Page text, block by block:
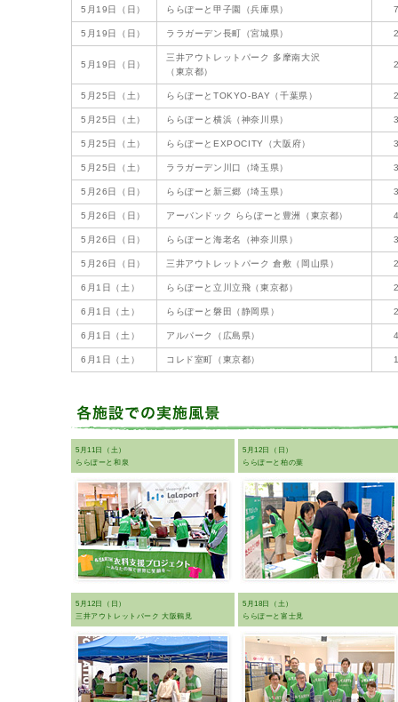
5月19日（日） ららぽーと甲子園（兵庫県）
5月19日（日） ララガーデン長町（宮城県）
5月19日（日）
三井アウトレットパーク 多摩南大沢
（東京都）
5月25日（土） ららぽーとTOKYO-BAY（千葉県）
5月25日（土） ららぽーと横浜（神奈川県）
5月25日（土） ららぽーとEXPOCITY（大阪府）
5月25日（土） ララガーデン川口（埼玉県）
5月26日（日） ららぽーと新三郷（埼玉県）
5月26日（日） アーバンドック ららぽーと豊洲（東京都）
5月26日（日） ららぽーと海老名（神奈川県）
5月26日（日） 三井アウトレットパーク 倉敷（岡山県）
6月1日（土） ららぽーと立川立飛（東京都）
6月1日（土） ららぽーと磐田（静岡県）
6月1日（土） アルパーク（広島県）
6月1日（土） コレド室町（東京都）
5月11日（土）
ららぽーと和泉
5月12日（日）
ららぽーと柏の葉
5月12日（日）
三井アウトレットパーク 大阪鶴見
5月18日（土）
ららぽーと富士見